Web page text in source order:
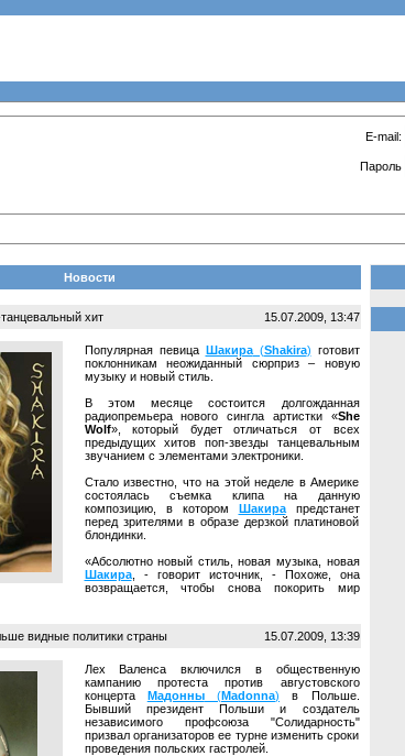
E-mail:
Пароль
Новости
хит 15.07.2009, 13:47
Популярная певица Шакира(Shakira) готовит
поклонникам неожиданный сюрприз – новую
музыку и новый стиль.
В этом месяце состоится долгожданная
радиопремьера нового сингла артистки «She
Wolf», который будет отличаться от всех
предыдущих хитов поп-звезды танцевальным
звучанием с элементами электроники.
Стало известно, что на этой неделе в Америке
состоялась съемка клипа на данную
композицию, в котором Шакирапредстанет
перед зрителями в образе дерзкой платиновой
блондинки.
«Абсолютно новый стиль, новая музыка, новая
Шакира, - говорит источник, - Похоже, она
возвращается, чтобы снова покорить мир
видные политики страны 15.07.2009, 13:39
Лех Валенса включился в общественную
кампанию протеста против августовского
концерта Мадонны(Madonna) в Польше.
Бывший президент Польши и создатель
независимого профсоюза "Солидарность"
призвал организаторов ее турне изменить сроки
проведения польских гастролей.